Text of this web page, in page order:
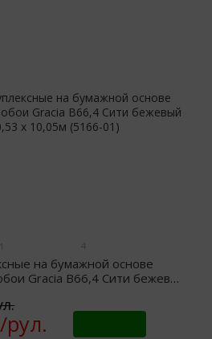
4
на бумажной основе
Gracia В66,4 Сити бежевый
рул.